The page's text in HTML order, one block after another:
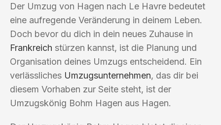
Der Umzug von Hagen nach Le Havre bedeutet
eine aufregende Veränderung in deinem Leben.
Doch bevor du dich in dein neues Zuhause in
Frankreich stürzen kannst, ist die Planung und
Organisation deines Umzugs entscheidend. Ein
verlässliches Umzugsunternehmen, das dir bei
diesem Vorhaben zur Seite steht, ist der
Umzugskönig Bohm Hagen aus Hagen.